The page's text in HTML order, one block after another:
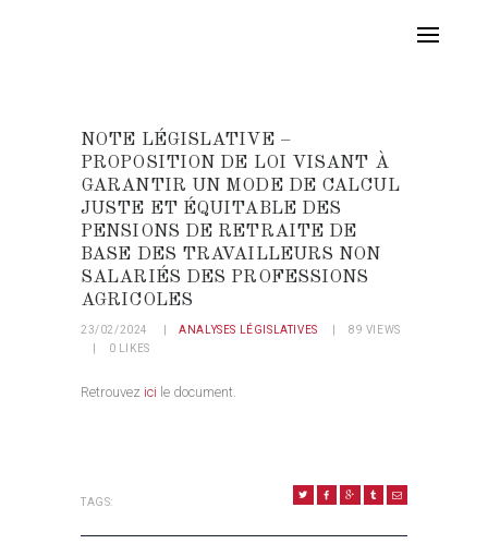
NOTE LÉGISLATIVE –
PROPOSITION DE LOI VISANT À
GARANTIR UN MODE DE CALCUL
JUSTE ET ÉQUITABLE DES
PENSIONS DE RETRAITE DE
BASE DES TRAVAILLEURS NON
SALARIÉS DES PROFESSIONS
AGRICOLES
23/02/2024 ANALYSES LÉGISLATIVES 89 VIEWS
0
LIKES
Retrouvez ici le document.
TAGS: